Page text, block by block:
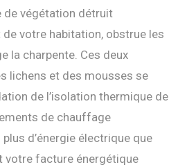
de végétation détruit
votre habitation, obstrue les
la charpente. Ces deux
lichens et des mousses se
de l’isolation thermique de
de chauffage
d’énergie électrique que
votre facture énergétique